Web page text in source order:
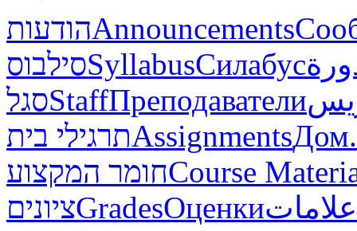
הודעותAnnouncements
סילבוסSyllabusСилабус
סגלStaffПреподаватели
תרגילי ביתAssignmentsДом.
חומר המקצועCourse
ציוניםGradesОценкиعلامات